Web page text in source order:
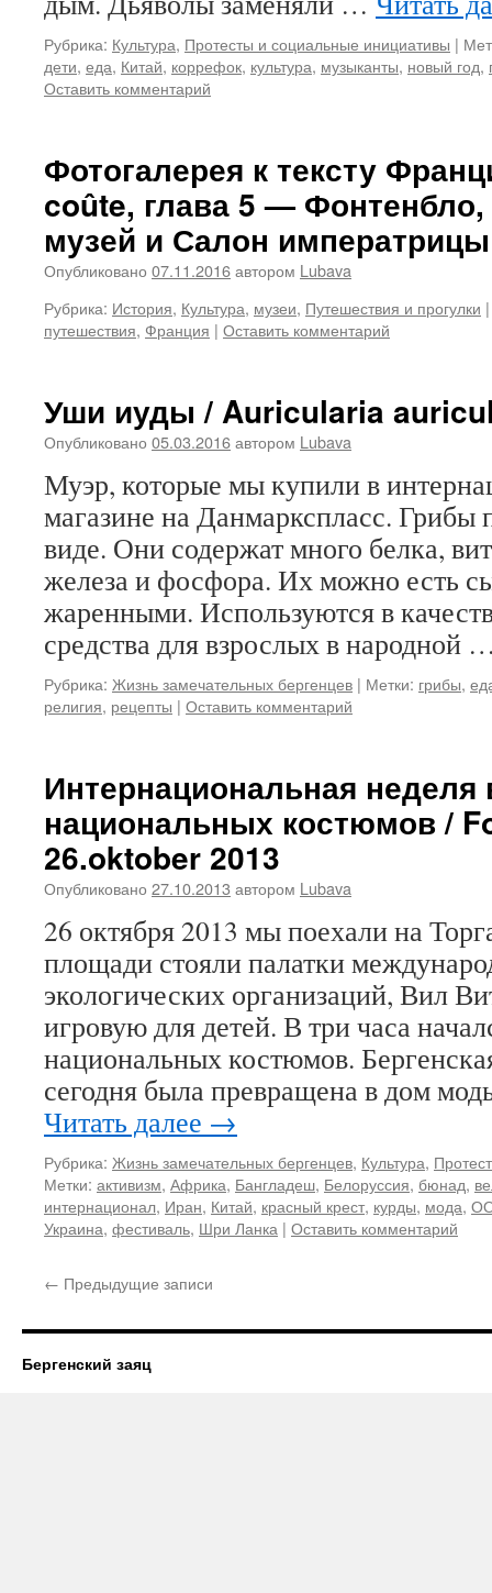
Рубрика: Культура, Протесты и социальные инициативы |
дети, еда, Китай, коррефок, культура, музыканты, новый год,
Оставить комментарий
Фотогалерея к тексту
coûte, глава 5 — Фонтенбло,
музей и Салон императрицы
Опубликовано 07.11.2016автором Lubava
Рубрика: История, Культура, музеи, Путешествия и прогулки |
путешествия, Франция | Оставить комментарий
Уши иуды / Auricularia
Опубликовано 05.03.2016автором Lubava
Муэр, которые мы купили в
магазине на Данмаркспласс. Грибы
виде. Они содержат много белка,
железа и фосфора. Их можно есть
жаренными. Используются в
средства для взрослых в народной
Рубрика: Жизнь замечательных бергенцев | Метки: грибы,
религия, рецепты | Оставить комментарий
Интернациональная неделя
национальных костюмов /
26.oktober 2013
Опубликовано 27.10.2013 автором Lubava
26 октября 2013 мы поехали на
площади стояли палатки
экологических организаций, Вил
игровую для детей. В три часа
национальных костюмов.
сегодня была превращена в дом
Читать далее →
Рубрика: Жизнь замечательных бергенцев, Культура,
Метки: активизм, Африка, Бангладеш, Белоруссия, бюнад,
интернационал, Иран, Китай, красный крест, курды, мода,
Украина, фестиваль, Шри Ланка | Оставить комментарий
← Предыдущие записи
Бергенский заяц